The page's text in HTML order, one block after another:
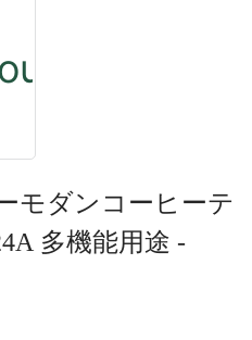
モダンコーヒーテ
多機能用途 -